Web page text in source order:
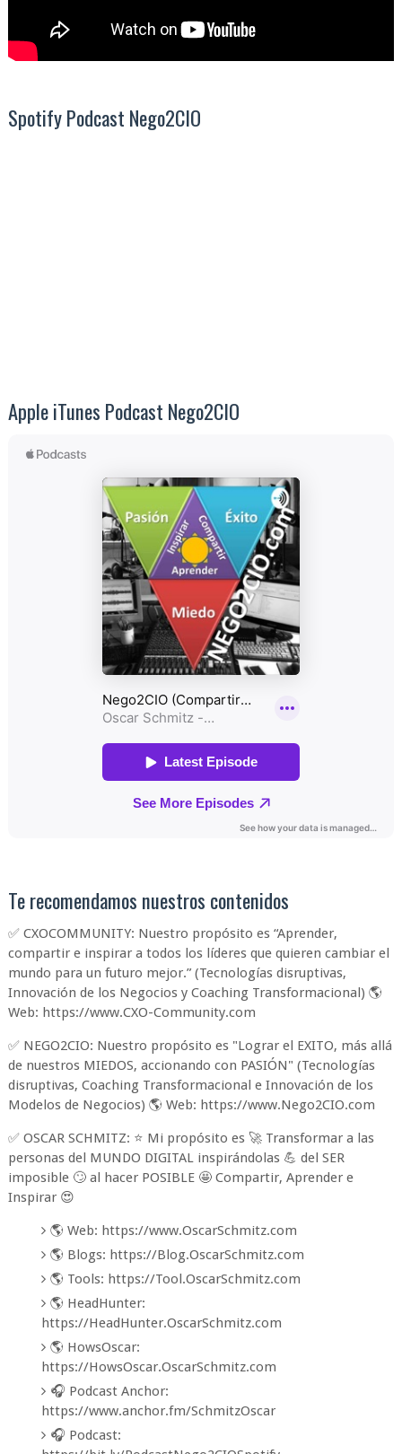
Spotify Podcast Nego2CIO
Apple iTunes Podcast Nego2CIO
Te recomendamos nuestros contenidos
✅ CXOCOMMUNITY: Nuestro propósito es “Aprender,
compartir e inspirar a todos los líderes que quieren cambiar el
mundo para un futuro mejor.” (Tecnologías disruptivas,
Innovación de los Negocios y Coaching Transformacional) 🌎
Web: https://www.CXO-Community.com
✅ NEGO2CIO: Nuestro propósito es "Lograr el EXITO, más allá
de nuestros MIEDOS, accionando con PASIÓN" (Tecnologías
disruptivas, Coaching Transformacional e Innovación de los
Modelos de Negocios) 🌎 Web: https://www.Nego2CIO.com
✅ OSCAR SCHMITZ: ⭐ Mi propósito es 🚀 Transformar a las
personas del MUNDO DIGITAL inspirándolas 💪 del SER
imposible 🙄 al hacer POSIBLE 🤩 Compartir, Aprender e
Inspirar 😍
🌎 Web: https://www.OscarSchmitz.com
🌎 Blogs: https://Blog.OscarSchmitz.com
🌎 Tools: https://Tool.OscarSchmitz.com
🌎 HeadHunter:
https://HeadHunter.OscarSchmitz.com
🌎 HowsOscar:
https://HowsOscar.OscarSchmitz.com
🎧 Podcast Anchor:
https://www.anchor.fm/SchmitzOscar
🎧 Podcast: